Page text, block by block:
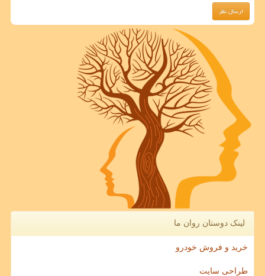
لینک دوستان روان ما
خرید و فروش خودرو
طراحی سایت